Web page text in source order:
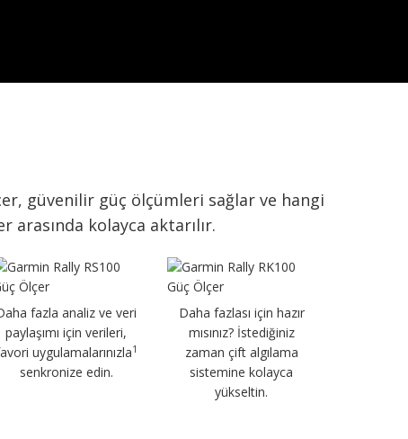
güvenilir güç ölçümleri sağlar ve hangi
kolayca aktarılır.
fazla analiz ve veri
paylaşımı için verileri,
uygulamalarınızla1
senkronize edin.
Daha fazlası için hazır
mısınız? İstediğiniz
zaman çift algılama
sistemine kolayca
yükseltin.